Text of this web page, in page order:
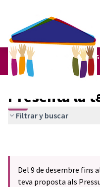
Pressupostos participatius
Presenta la teva proposta
Presenta la
Filtrar y buscar
Del 9 de desembre fins
teva proposta als